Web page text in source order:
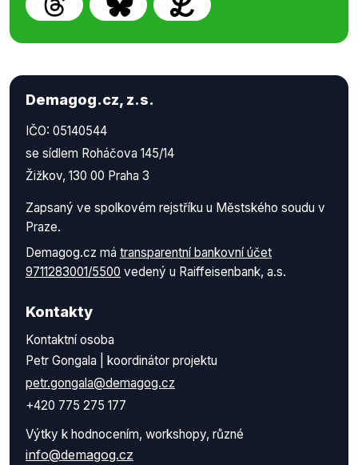
Demagog.cz, z.s.
IČO: 05140544
se sídlem Roháčova 145/14
Žižkov, 130 00 Praha 3
Zapsaný ve spolkovém rejstříku u Městského soudu v
Praze.
Demagog.cz má transparentní bankovní účet
9711283001/5500 vedený u Raiffeisenbank, a.s.
Kontakty
Kontaktní osoba
Petr Gongala | koordinátor projektu
petr.gongala@demagog.cz
+420 775 275 177
Výtky k hodnocením, workshopy, různé
info@demagog.cz